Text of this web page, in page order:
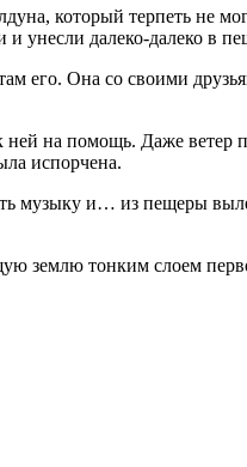
который терпеть не
унесли далеко-далеко в
его. Она со своими
на помощь. Даже ветер
испорчена.
музыку и… из пещеры
землю тонким слоем